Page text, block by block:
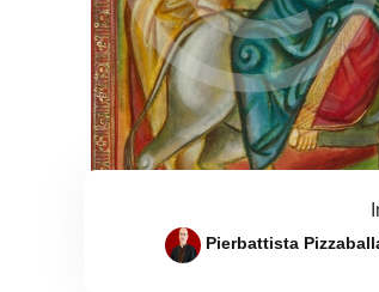
Pierbattista